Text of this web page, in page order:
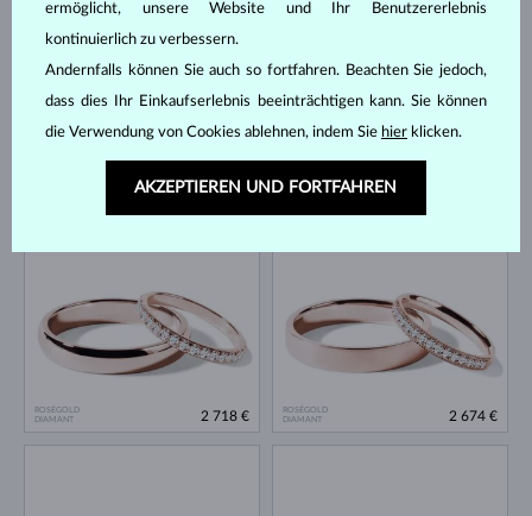
ROSÉGOLD
ROSÉGOLD
DIAMANT
2 718 €
ROSÉGOLD
DIAMANT
2 674 €
ermöglicht, unsere Website und Ihr Benutzererlebnis
kontinuierlich zu verbessern.
Andernfalls können Sie auch so fortfahren. Beachten Sie jedoch,
dass dies Ihr Einkaufserlebnis beeinträchtigen kann. Sie können
die Verwendung von Cookies ablehnen, indem Sie hier klicken.
AKZEPTIEREN UND FORTFAHREN